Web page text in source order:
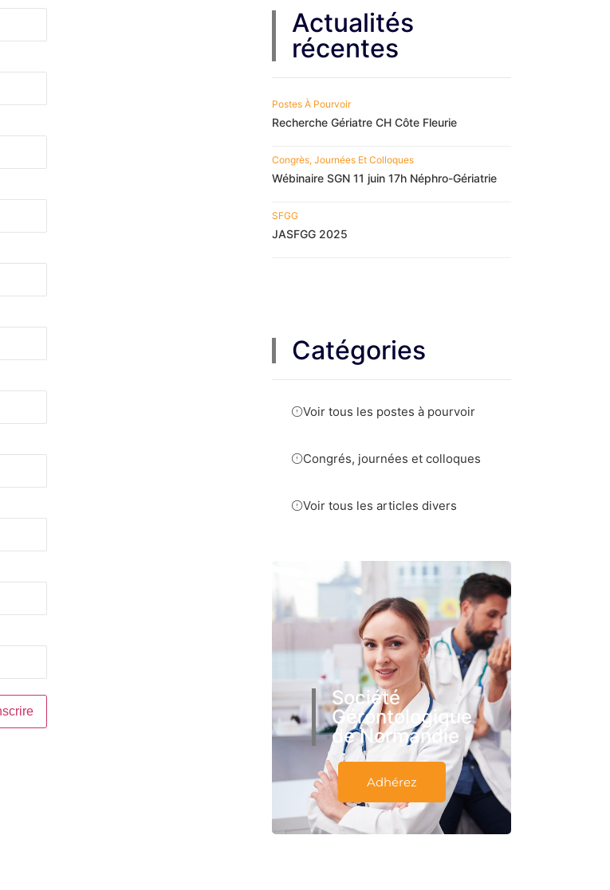
Actualités
récentes
Postes À Pourvoir
Recherche Gériatre CH Côte Fleurie
Congrès, Journées Et Colloques
Wébinaire SGN 11 juin 17h Néphro-Gériatrie
SFGG
JASFGG 2025
Catégories
Voir tous les postes à pourvoir
Congrés, journées et colloques
Voir tous les articles divers
Société
Gérontologique
de Normandie
Adhérez